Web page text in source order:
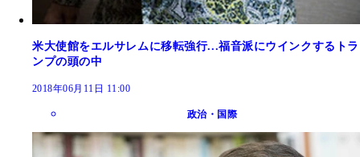
米大使館をエルサレムに移転強行...福音派にウインクするトラ
ンプの頭の中
2018年06月11日 11:00
政治・国際